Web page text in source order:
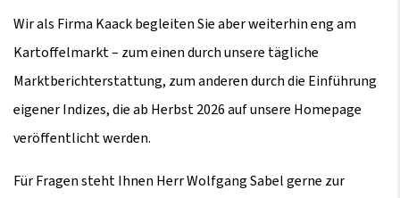
Wir als Firma Kaack begleiten Sie aber weiterhin eng am
Kartoffelmarkt – zum einen durch unsere tägliche
Marktberichterstattung, zum anderen durch die Einführung
eigener Indizes, die ab Herbst 2026 auf unsere Homepage
veröffentlicht werden.
Für Fragen steht Ihnen Herr Wolfgang Sabel gerne zur